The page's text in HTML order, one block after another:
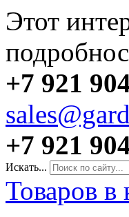
Этот
+7 921
+7 921
Искать...
Товаров в